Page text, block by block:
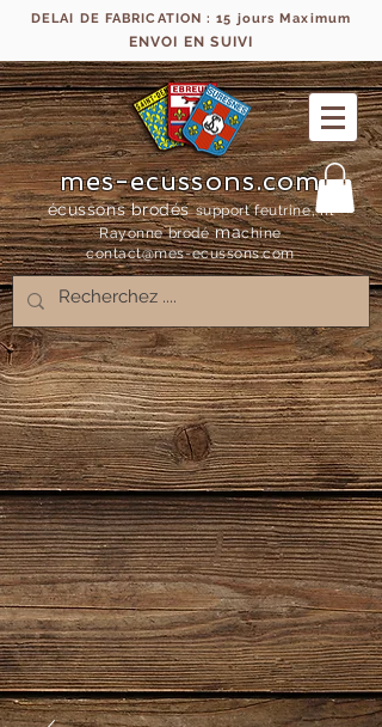
DELAI DE FABRICATION : 15 jours Maximum
ENVOI EN SUIVI
mes-ecussons.com
écussons brodés support feutrine, fil
Rayonne brodémachine
contact@mes-ecussons.com